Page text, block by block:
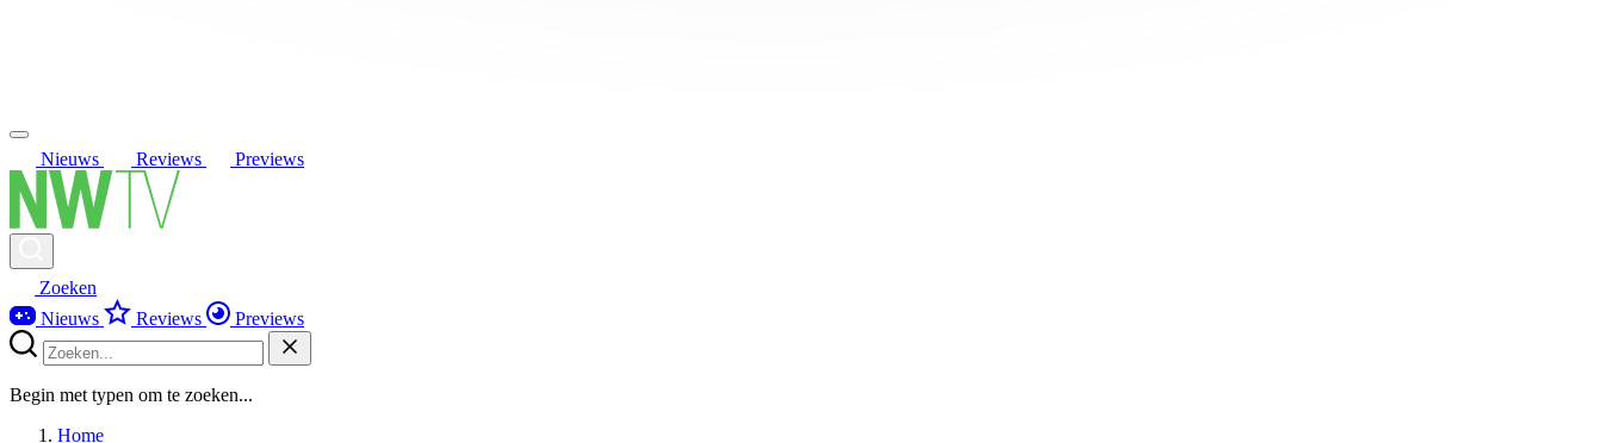
Nieuws Reviews Previews
Zoeken
Nieuws
Reviews Previews
Begin met typen om te zoeken...
Home